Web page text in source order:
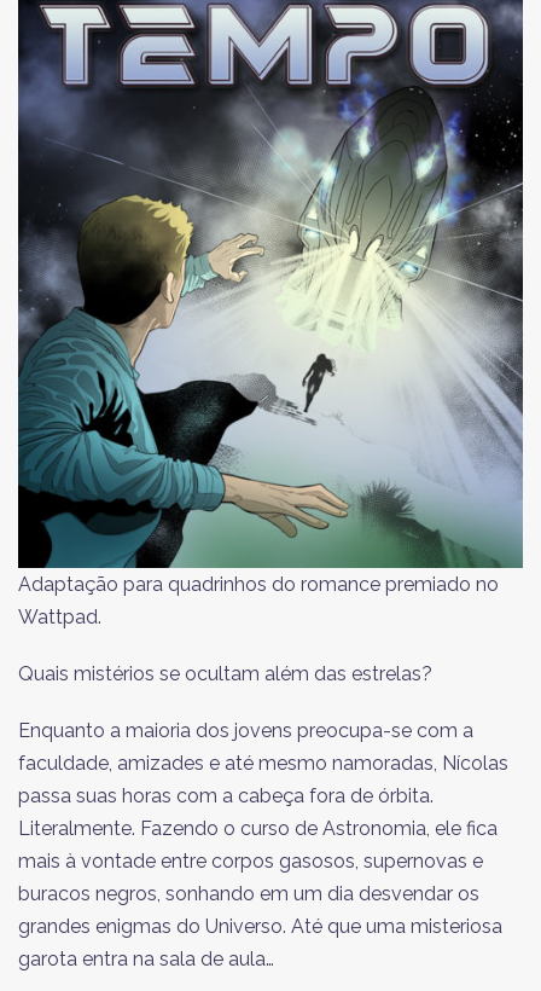
Adaptação para quadrinhos do romance premiado no
Wattpad.
Quais mistérios se ocultam além das estrelas?
Enquanto a maioria dos jovens preocupa-se com a
faculdade, amizades e até mesmo namoradas, Nícolas
passa suas horas com a cabeça fora de órbita.
Literalmente. Fazendo o curso de Astronomia, ele fica
mais à vontade entre corpos gasosos, supernovas e
buracos negros, sonhando em um dia desvendar os
grandes enigmas do Universo. Até que uma misteriosa
garota entra na sala de aula…